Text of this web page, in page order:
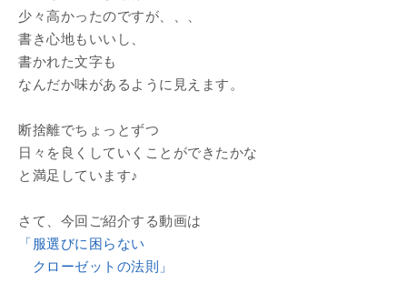
少々高かったのですが、、、
書き心地もいいし、
書かれた文字も
なんだか味があるように見えます。
断捨離でちょっとずつ
日々を良くしていくことができたかな
と満足しています♪
さて、今回ご紹介する動画は
「服選びに困らない
クローゼットの法則」